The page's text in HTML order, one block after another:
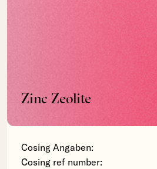
Zinc Zeolite
Cosing Angaben:
Cosing ref number: